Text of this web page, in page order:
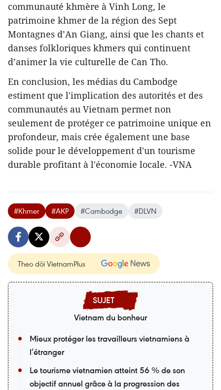
communauté khmère à Vinh Long, le
patrimoine khmer de la région des Sept
Montagnes d’An Giang, ainsi que les chants et
danses folkloriques khmers qui continuent
d’animer la vie culturelle de Can Tho.
En conclusion, les médias du Cambodge
estiment que l'implication des autorités et des
communautés au Vietnam permet non
seulement de protéger ce patrimoine unique en
profondeur, mais crée également une base
solide pour le développement d'un tourisme
durable profitant à l'économie locale. -VNA
#Khmer #AKP #Cambodge #DLVN
Theo dõi VietnamPlus
Vietnam du bonheur
Mieux protéger les travailleurs vietnamiens à
l’étranger
Le tourisme vietnamien atteint 56 % de son
objectif annuel grâce à la progression des